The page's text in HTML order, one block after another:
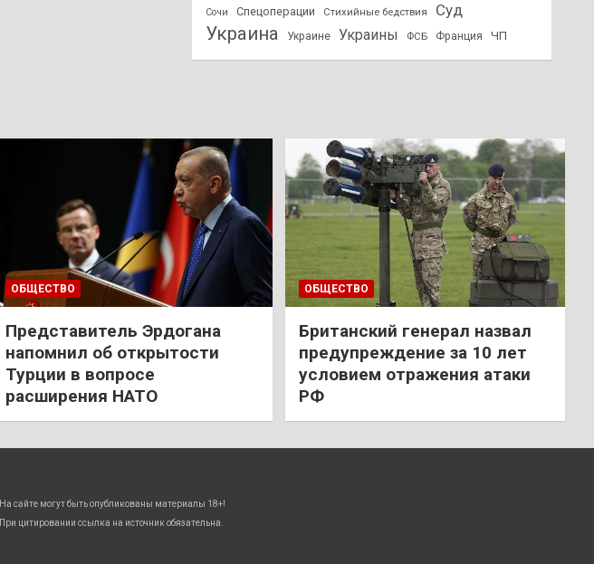
Сочи Спецоперации Стихийные бедствия Суд
Украина Украине Украины ФСБ Франция ЧП
ОБЩЕСТВО
Представитель Эрдогана
напомнил об открытости
Турции в вопросе
расширения НАТО
ОБЩЕСТВО
Британский генерал назвал
предупреждение за 10 лет
условием отражения атаки
РФ
На сайте могут быть опубликованы материалы 18+!
При цитировании ссылка на источник обязательна.